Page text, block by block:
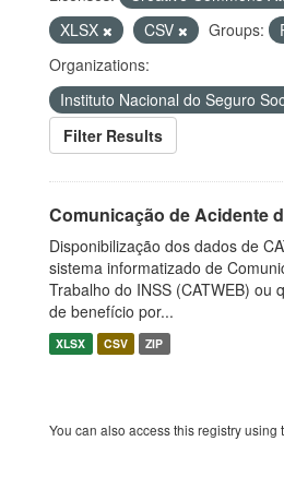
XLSX
CSV Groups:
Organizations:
Instituto Nacional do Seguro
Filter Results
Comunicação de Acidente
Disponibilização dos dados de
sistema informatizado de
Trabalho do INSS (CATWEB) ou
de benefício por...
XLSX CSV ZIP
You can also access this registry using